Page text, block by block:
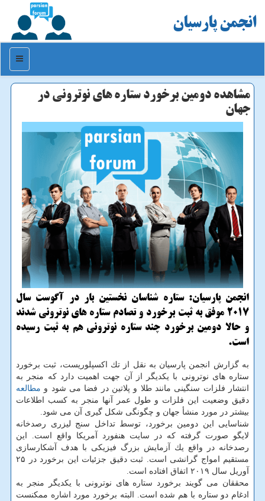
انجمن پارسیان
منو
مشاهده دومین برخورد ستاره های نوترونی در
جهان
انجمن پارسیان: ستاره شناسان نخستین بار در آگوست سال
2017 موفق به ثبت برخورد و تصادم ستاره های نوترونی شدند
و حالا دومین برخورد چند ستاره نوترونی هم به ثبت رسیده
است.
به گزارش انجمن پارسیان به نقل از تك اكسپلوریست، ثبت برخورد
ستاره های نوترونی با یكدیگر از آن جهت اهمیت دارد كه منجر به
انتشار فلزات سنگینی مانند طلا و پلاتین در فضا می شود و مطالعه
دقیق وضعیت این فلزات و طول عمر آنها منجر به كسب اطلاعات
بیشتر در مورد منشأ جهان و چگونگی شكل گیری آن می شود.
شناسایی این دومین برخورد، توسط تداخل سنج لیزری رصدخانه
لایگو صورت گرفته كه در سایت هنفورد آمریكا واقع است. این
رصدخانه در واقع یك آزمایش بزرگ فیزیكی با هدف آشكارسازی
مستقیم امواج گرانشی است. ثبت دقیق جزئیات این برخورد در ۲۵
آوریل سال ۲۰۱۹ اتفاق افتاده است.
محققان می گویند برخورد ستاره های نوترونی با یكدیگر منجر به
ادغام دو ستاره با هم شده است. البته برخورد مورد اشاره ممكنست